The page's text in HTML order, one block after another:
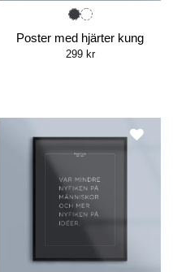
Poster med hjärter kung
299 kr